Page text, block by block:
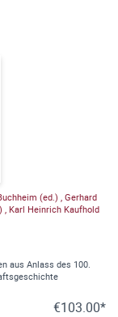
(ed.)
Gerhard
Karl Heinrich Kaufhold
aus Anlass des 100.
€103.00*